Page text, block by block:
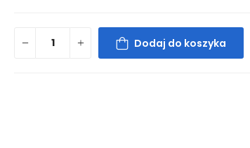
Dodaj do koszyka